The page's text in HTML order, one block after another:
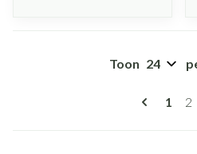
U
1 2
Toon